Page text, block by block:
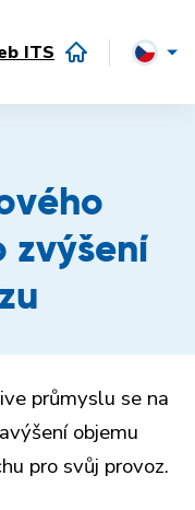
ITS
zvýšení
průmyslu se na
objemu
pro svůj provoz.